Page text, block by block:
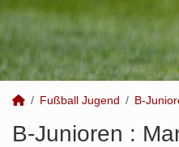
Fußball Jugend B-
B-Junioren :